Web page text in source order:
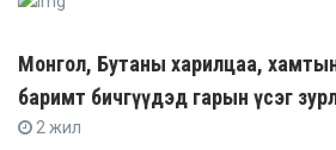
Монгол, Бутаны харилцаа,
баримт бичгүүдэд гарын үсэг
2 жил